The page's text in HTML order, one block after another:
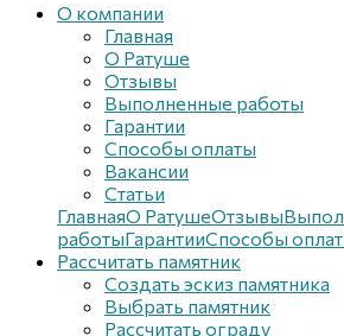
О компании
Главная
О Ратуше
Отзывы
Выполненные работы
Гарантии
Способы оплаты
Вакансии
Статьи
ГлавнаяО РатушеОтзывы
работыГарантииСпособы
Рассчитать памятник
Создать эскиз памятника
Выбрать памятник
Рассчитать ограду